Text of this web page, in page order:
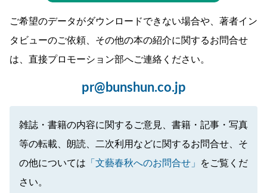
ご希望のデータがダウンロードできない場合や、著者イン
タビューのご依頼、その他の本の紹介に関するお問合せ
は、直接プロモーション部へご連絡ください。
pr@bunshun.co.jp
雑誌・書籍の内容に関するご意見、書籍・記事・写真
等の転載、朗読、二次利用などに関するお問合せ、そ
の他については 「文藝春秋へのお問合せ」
をご覧くだ
さい。